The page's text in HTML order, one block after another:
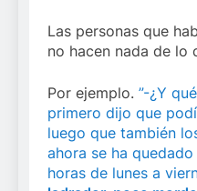
Las personas que
no hacen nada de lo
Por ejemplo. ”-¿Y
primero dijo que
luego que también
ahora se ha
horas de lunes a